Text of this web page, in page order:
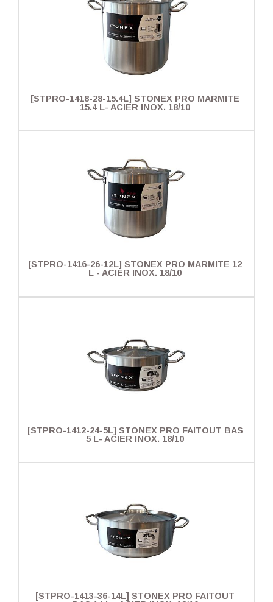
[STPRO-1418-28-15.4L] STONEX PRO MARMITE
15.4 L- ACIER INOX. 18/10
[STPRO-1416-26-12L] STONEX PRO MARMITE 12
L - ACIER INOX. 18/10
[STPRO-1412-24-5L] STONEX PRO FAITOUT BAS
5 L- ACIER INOX. 18/10
[STPRO-1413-36-14L] STONEX PRO FAITOUT